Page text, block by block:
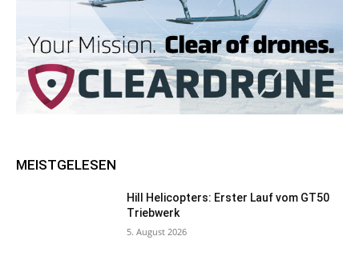
MEISTGELESEN
Hill Helicopters: Erster Lauf vom GT50
Triebwerk
5. August 2026